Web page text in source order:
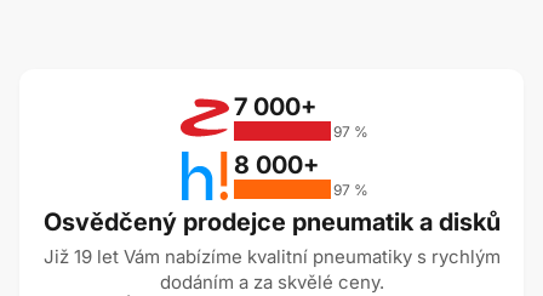
Osvědčený prodejce pneumatik a disků
Již 19 let Vám nabízíme kvalitní pneumatiky s rychlým
dodáním a za skvělé ceny.
7 000+
97 %
8 000+
97 %